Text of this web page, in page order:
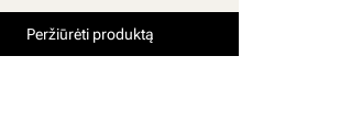
Peržiūrėti produktą